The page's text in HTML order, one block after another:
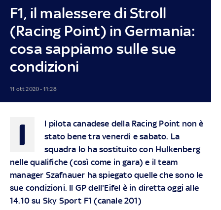
F1, il malessere di Stroll
(Racing Point) in Germania:
cosa sappiamo sulle sue
condizioni
11 ott 2020 - 11:28
I
l pilota canadese della Racing Point non è
stato bene tra venerdì e sabato. La
squadra lo ha sostituito con Hulkenberg
nelle qualifiche (così come in gara) e il team
manager Szafnauer ha spiegato quelle che sono le
sue condizioni. Il GP dell'Eifel è in diretta oggi alle
14.10 su Sky Sport F1 (canale 201)